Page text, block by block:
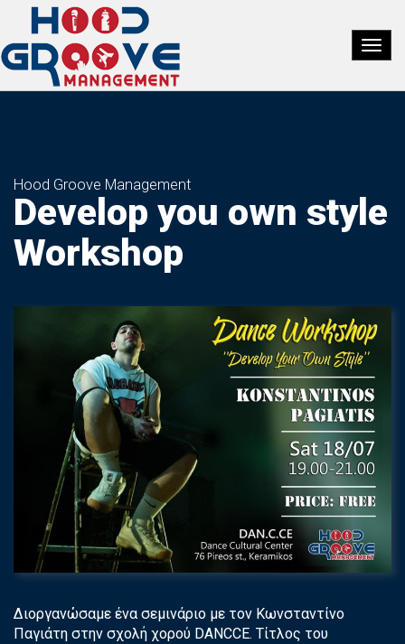
Hood Groove Management
Develop you own style
Workshop
Διοργανώσαμε ένα σεμινάριο με τον Κωνσταντίνο
Παγιάτη στην σχολή χορού DANCCE. Τίτλος του